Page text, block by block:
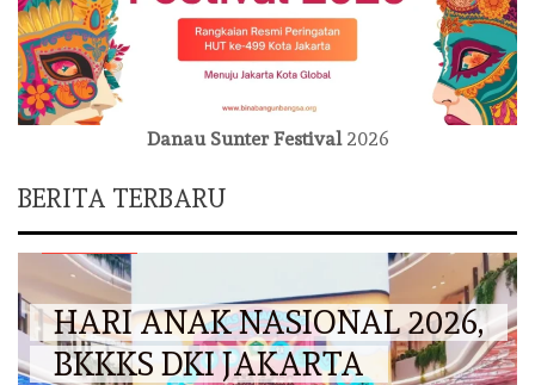
Danau Sunter Festival2026
BERITA TERBARU
HARI ANAK NASIONAL 2026,
BKKKS DKI JAKARTA